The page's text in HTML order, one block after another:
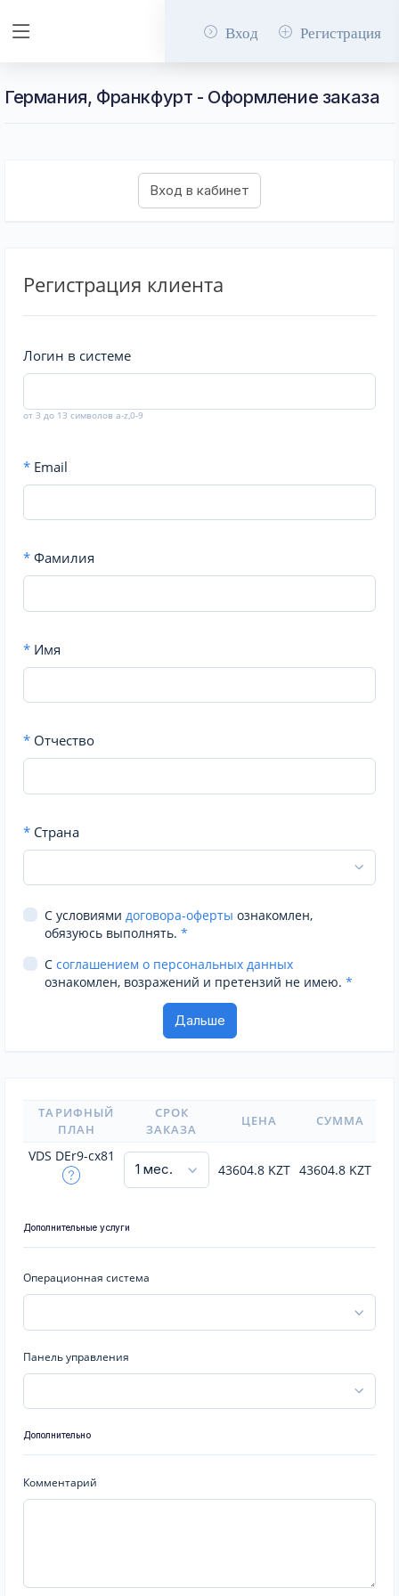
Вход Регистрация
Германия, Франкфурт - Оформление заказа
Регистрация клиента
Логин в системе
от 3 до 13 символов a-z,0-9
* Email
* Фамилия
* Имя
* Отчество
* Страна
С условиями договора-оферты ознакомлен,
обязуюсь выполнять. *
С соглашением о персональных данных
ознакомлен, возражений и претензий не имею. *
ТАРИФНЫЙ
ПЛАН
СРОК
ЗАКАЗА
ЦЕНА СУММА
VDS DEr9-cx81
43604.8 KZT 43604.8 KZT
Дополнительные услуги
Операционная система
Панель управления
Дополнительно
Комментарий